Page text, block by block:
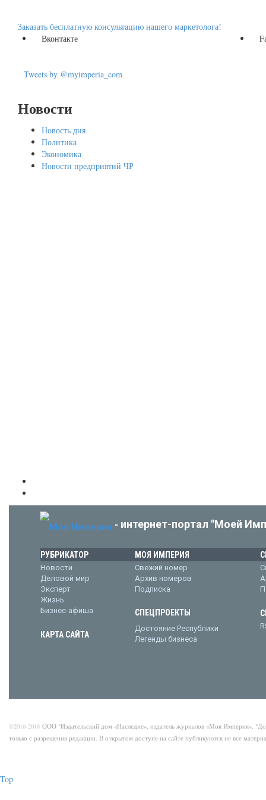
Заказать бесплатную консультацию нашего маркетолога!
Вконтакте
Tweets by @myimperia_com
Новости
Новость дня
Политика
Экономика
Новости предприятий ЧР
- интернет-портал "Моей
РУБРИКАТОР
Новости
Деловой мир
Эксперт
Жизнь
Бизнес-афиша
КАРТА САЙТА
МОЯ ИМПЕРИЯ
Свежий номер
Архив номеров
Подписка
СПЕЦПРОЕКТЫ
Достояние Республики
Легенды бизнеса
©2016-2018 ООО "Издательский дом «Наследие», издатель журналов «Моя Империя»,
только с разрешения редакции. В открытом доступе на сайте публикуются не все
Top